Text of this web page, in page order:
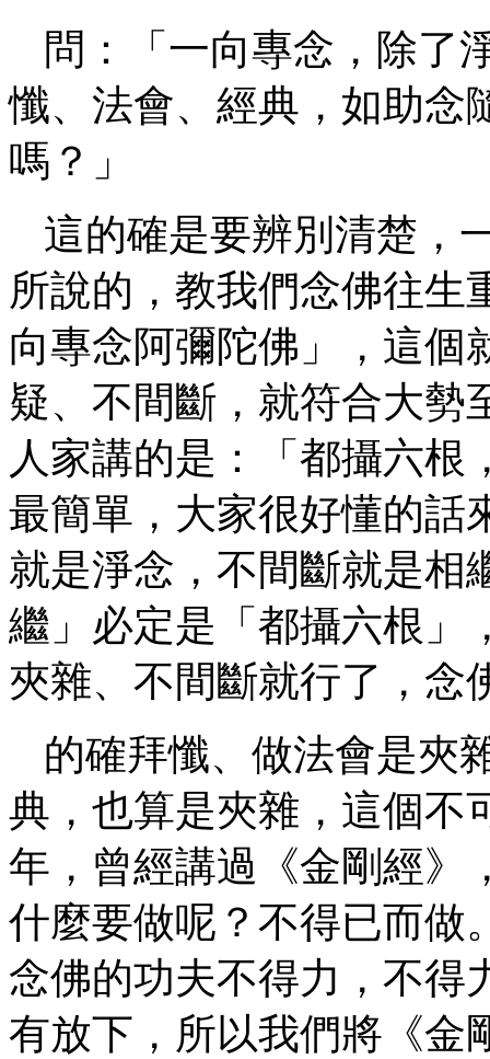
問：「一向專念，除了
懺、法會、經典，如助念
嗎？」
這的確是要辨別清楚，
所說的，教我們念佛往生
向專念阿彌陀佛」，這個
疑、不間斷，就符合大勢
人家講的是：「都攝六根
最簡單，大家很好懂的話
就是淨念，不間斷就是相
繼」必定是「都攝六根」
夾雜、不間斷就行了，念
的確拜懺、做法會是夾
典，也算是夾雜，這個不
年，曾經講過《金剛經》
什麼要做呢？不得已而做
念佛的功夫不得力，不得
有放下，所以我們將《金